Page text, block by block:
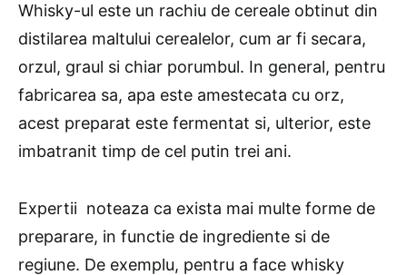
Whisky-ul este un rachiu de cereale obtinut din
distilarea maltului cerealelor, cum ar fi secara,
orzul, graul si chiar porumbul. In general, pentru
fabricarea sa, apa este amestecata cu orz,
acest preparat este fermentat si, ulterior, este
imbatranit timp de cel putin trei ani.
Expertii noteaza ca exista mai multe forme de
preparare, in functie de ingrediente si de
regiune. De exemplu, pentru a face whisky